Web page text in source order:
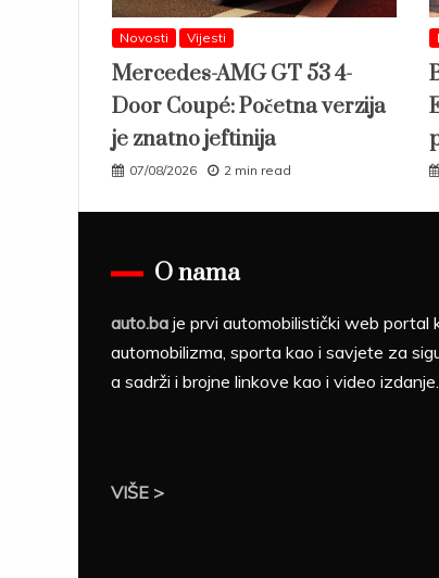
Novosti Vijesti
Mercedes-AMG GT 53 4-
Door Coupé: Početna verzija
je znatno jeftinija
07/08/2026 2 min read
O nama
auto.ba je prvi automobilistički web portal
automobilizma, sporta kao i savjete za
a sadrži i brojne linkove kao i video izdanje.
VIŠE >